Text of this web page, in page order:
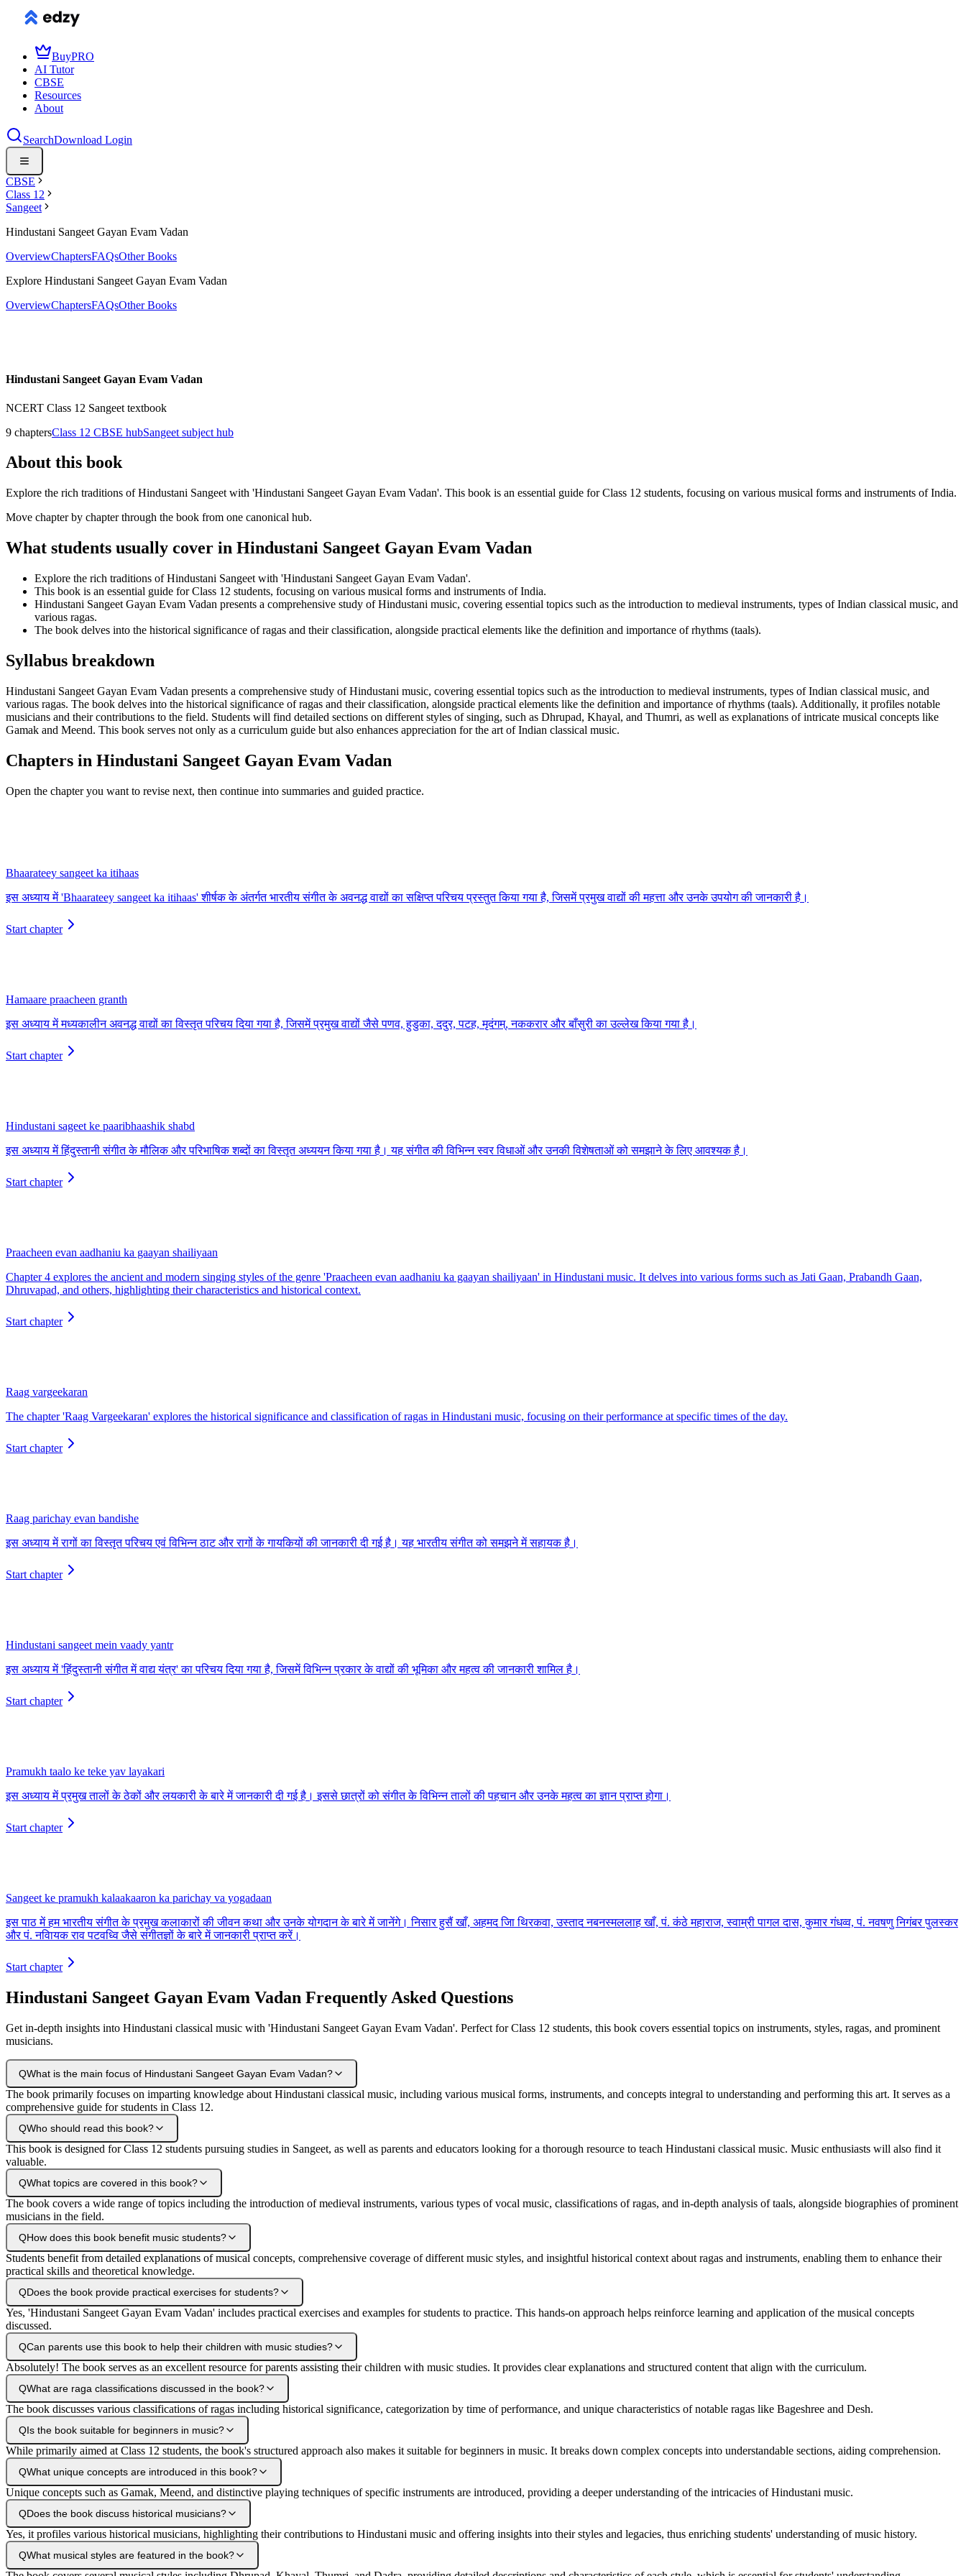
BuyPRO
AI Tutor
CBSE
Resources
About
SearchDownload Login
CBSE
Class 12
Sangeet
Hindustani Sangeet Gayan Evam Vadan
OverviewChaptersFAQsOther Books
Explore Hindustani Sangeet Gayan Evam Vadan
OverviewChaptersFAQsOther Books
Hindustani Sangeet Gayan Evam Vadan
NCERT Class 12 Sangeet textbook
9 chaptersClass 12 CBSE hubSangeet subject hub
About this book
Explore the rich traditions of Hindustani Sangeet with 'Hindustani Sangeet Gayan Evam Vadan'. This book is an essential guide for Class 12 students, focusing on various musical forms and instruments of India.
Move chapter by chapter through the book from one canonical hub.
What students usually cover in Hindustani Sangeet Gayan Evam Vadan
Explore the rich traditions of Hindustani Sangeet with 'Hindustani Sangeet Gayan Evam Vadan'.
This book is an essential guide for Class 12 students, focusing on various musical forms and instruments of India.
Hindustani Sangeet Gayan Evam Vadan presents a comprehensive study of Hindustani music, covering essential topics such as the introduction to medieval instruments, types of Indian classical music, and
various ragas.
The book delves into the historical significance of ragas and their classification, alongside practical elements like the definition and importance of rhythms (taals).
Syllabus breakdown
Hindustani Sangeet Gayan Evam Vadan presents a comprehensive study of Hindustani music, covering essential topics such as the introduction to medieval instruments, types of Indian classical music, and
various ragas. The book delves into the historical significance of ragas and their classification, alongside practical elements like the definition and importance of rhythms (taals). Additionally, it profiles notable
musicians and their contributions to the field. Students will find detailed sections on different styles of singing, such as Dhrupad, Khayal, and Thumri, as well as explanations of intricate musical concepts like
Gamak and Meend. This book serves not only as a curriculum guide but also enhances appreciation for the art of Indian classical music.
Chapters in Hindustani Sangeet Gayan Evam Vadan
Open the chapter you want to revise next, then continue into summaries and guided practice.
Bhaarateey sangeet ka itihaas
इस अध्याय में 'Bhaarateey sangeet ka itihaas' शीर्षक के अंतर्गत भारतीय संगीत के अवनद्ध वाद्यों का सक्षिप्त परिचय प्रस्तुत किया गया है, जिसमें प्रमुख वाद्यों की महत्ता और उनके उपयोग की जानकारी है।
Start chapter
Hamaare praacheen granth
इस अध्याय में मध्‍यकालीन अवनद्ध वाद्यों का विस्तृत परिचय दिया गया है, जिसमें प्रमुख वाद्यों जैसे पणव, हुडुका, ददुर, पटह, मृदंगम्, नककरार और बाँसुरी का उल्लेख किया गया है।
Start chapter
Hindustani sageet ke paaribhaashik shabd
इस अध्याय में हिंदुस्तानी संगीत के मौलिक और परिभाषिक शब्दों का विस्तृत अध्ययन किया गया है। यह संगीत की विभिन्न स्वर विधाओं और उनकी विशेषताओं को समझाने के लिए आवश्यक है।
Start chapter
Praacheen evan aadhaniu ka gaayan shailiyaan
Chapter 4 explores the ancient and modern singing styles of the genre 'Praacheen evan aadhaniu ka gaayan shailiyaan' in Hindustani music. It delves into various forms such as Jati Gaan, Prabandh Gaan,
Dhruvapad, and others, highlighting their characteristics and historical context.
Start chapter
Raag vargeekaran
The chapter 'Raag Vargeekaran' explores the historical significance and classification of ragas in Hindustani music, focusing on their performance at specific times of the day.
Start chapter
Raag parichay evan bandishe
इस अध्याय में रागों का विस्तृत परिचय एवं विभिन्न ठाट और रागों के गायकियों की जानकारी दी गई है। यह भारतीय संगीत को समझने में सहायक है।
Start chapter
Hindustani sangeet mein vaady yantr
इस अध्याय में 'हिंदुस्तानी संगीत में वाद्य यंत्र' का परिचय दिया गया है, जिसमें विभिन्न प्रकार के वाद्यों की भूमिका और महत्व की जानकारी शामिल है।
Start chapter
Pramukh taalo ke teke yav layakari
इस अध्याय में प्रमुख तालों के ठेकों और लयकारी के बारे में जानकारी दी गई है। इससे छात्रों को संगीत के विभिन्न तालों की पहचान और उनके महत्व का ज्ञान प्राप्त होगा।
Start chapter
Sangeet ke pramukh kalaakaaron ka parichay va yogadaan
इस पाठ में हम भारतीय संगीत के प्रमुख कलाकारों की जीवन कथा और उनके योगदान के बारे में जानेंगे। निसार हुसैं खाँ, अहमद जाि थिरकवा, उस्ताद नबनस्मललाह खाँ, पं. कंठे महाराज, स्वाम्री पागल दास, कुमार गंधव्व, पं. नवषणु निगंबर पुलस्कर
और पं. नविायक राव पटवध्वि जैसे संगीतज्ञों के बारे में जानकारी प्राप्त करें।
Start chapter
Hindustani Sangeet Gayan Evam Vadan Frequently Asked Questions
Get in-depth insights into Hindustani classical music with 'Hindustani Sangeet Gayan Evam Vadan'. Perfect for Class 12 students, this book covers essential topics on instruments, styles, ragas, and prominent
musicians.
QWhat is the main focus of Hindustani Sangeet Gayan Evam Vadan?
The book primarily focuses on imparting knowledge about Hindustani classical music, including various musical forms, instruments, and concepts integral to understanding and performing this art. It serves as a
comprehensive guide for students in Class 12.
QWho should read this book?
This book is designed for Class 12 students pursuing studies in Sangeet, as well as parents and educators looking for a thorough resource to teach Hindustani classical music. Music enthusiasts will also find it
valuable.
QWhat topics are covered in this book?
The book covers a wide range of topics including the introduction of medieval instruments, various types of vocal music, classifications of ragas, and in-depth analysis of taals, alongside biographies of prominent
musicians in the field.
QHow does this book benefit music students?
Students benefit from detailed explanations of musical concepts, comprehensive coverage of different music styles, and insightful historical context about ragas and instruments, enabling them to enhance their
practical skills and theoretical knowledge.
QDoes the book provide practical exercises for students?
Yes, 'Hindustani Sangeet Gayan Evam Vadan' includes practical exercises and examples for students to practice. This hands-on approach helps reinforce learning and application of the musical concepts
discussed.
QCan parents use this book to help their children with music studies?
Absolutely! The book serves as an excellent resource for parents assisting their children with music studies. It provides clear explanations and structured content that align with the curriculum.
QWhat are raga classifications discussed in the book?
The book discusses various classifications of ragas including historical significance, categorization by time of performance, and unique characteristics of notable ragas like Bageshree and Desh.
QIs the book suitable for beginners in music?
While primarily aimed at Class 12 students, the book's structured approach also makes it suitable for beginners in music. It breaks down complex concepts into understandable sections, aiding comprehension.
QWhat unique concepts are introduced in this book?
Unique concepts such as Gamak, Meend, and distinctive playing techniques of specific instruments are introduced, providing a deeper understanding of the intricacies of Hindustani music.
QDoes the book discuss historical musicians?
Yes, it profiles various historical musicians, highlighting their contributions to Hindustani music and offering insights into their styles and legacies, thus enriching students' understanding of music history.
QWhat musical styles are featured in the book?